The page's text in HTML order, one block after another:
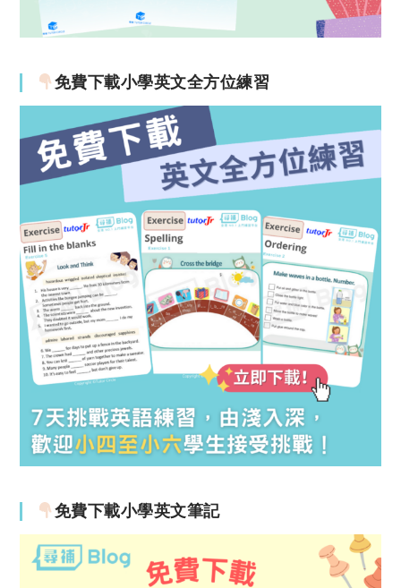
免費下載小學英文全方位練習
免費下載小學英文筆記